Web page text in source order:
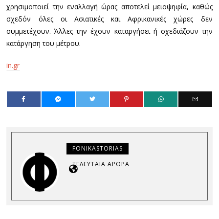
χρησιμοποιεί την εναλλαγή ώρας αποτελεί μειοψηφία, καθώς
σχεδόν όλες οι Ασιατικές και Αφρικανικές χώρες δεν
συμμετέχουν. Άλλες την έχουν καταργήσει ή σχεδιάζουν την
κατάργηση του μέτρου.
in.gr
FONIKASTORIAS
ΤΕΛΕΥΤΑΊΑ ΆΡΘΡΑ